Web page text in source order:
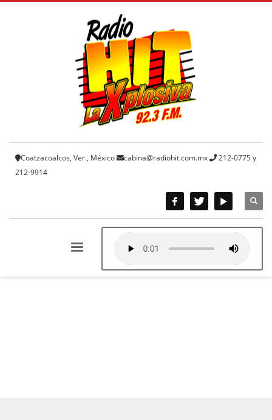
Coatzacoalcos, Ver., México cabina@radiohit.com.mx
212-0775 y
212-9914